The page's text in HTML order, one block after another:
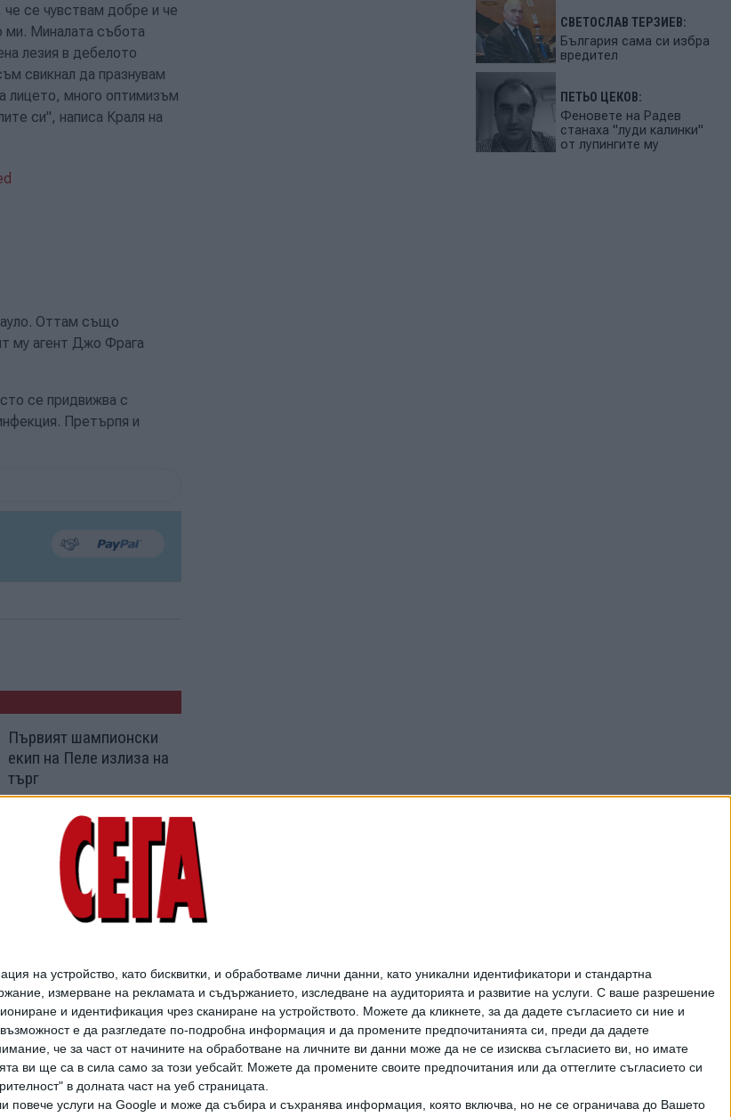
на устройство, като бисквитки, и обработваме лични данни, като уникални идентификатори и стандартна
измерване на рекламата и съдържанието, изследване на аудиторията и развитие на услуги. С ваше разрешение
и идентификация чрез сканиране на устройството. Можете да кликнете, за да дадете съгласието си ние и
е да разгледате по-подробна информация и да промените предпочитанията си, преди да дадете
че за част от начините на обработване на личните ви данни може да не се изисква съгласието ви, но имате
ви ще са в сила само за този уебсайт. Можете да промените своите предпочитания или да оттеглите съгласието си
в долната част на уеб страницата.
повече услуги на Google и може да събира и съхранява информация, която включва, но не се ограничава до Вашето
че се чувствам добре и че
ми. Миналата събота
лезия в дебелото
свикнал да празнувам
лицето, много оптимизъм
си", написа Краля на
Оттам също
му агент Джо Фрага
се придвижва с
Претърпя и
Първият шампионски
екип на Пеле излиза на
търг
03 Юни 2026
5 жени от националния
отбор на Иран
получиха убежище в
СВЕТОСЛАВ ТЕРЗИЕВ:
България сама си избра
вредител
ПЕТЬО ЦЕКОВ:
Феновете на Радев
станаха "луди калинки"
от лупингите му
или части от текста или изображенията става след изрично писмено разрешение на СЕГА АД